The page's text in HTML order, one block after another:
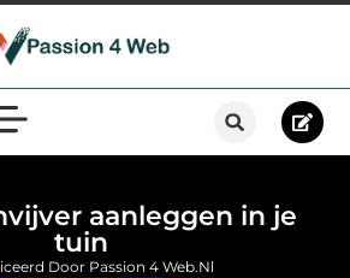
aanleggen in je
tuin
Door Passion 4 Web.nl